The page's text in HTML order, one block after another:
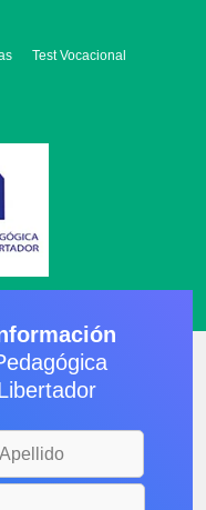
Test Vocacional